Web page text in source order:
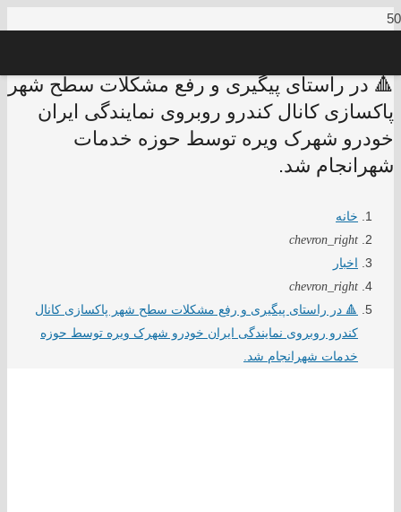
🔺 در راستای پیگیری و رفع مشکلات سطح شهر
پاکسازی کانال کندرو روبروی نمایندگی ایران
خودرو شهرک ویره توسط حوزه خدمات
شهرانجام شد.
خانه
chevron_right
اخبار
chevron_right
🔺 در راستای پیگیری و رفع مشکلات سطح شهر پاکسازی کانال
کندرو روبروی نمایندگی ایران خودرو شهرک ویره توسط حوزه
خدمات شهرانجام شد.